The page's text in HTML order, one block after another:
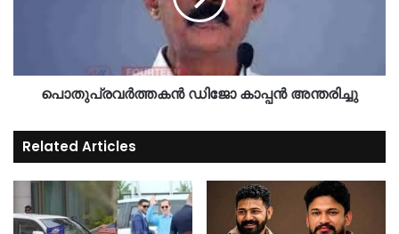
പൊതുപ്രവർത്തകൻ ഡിജോ കാപ്പൻ അന്തരിച്ചു
Related Articles